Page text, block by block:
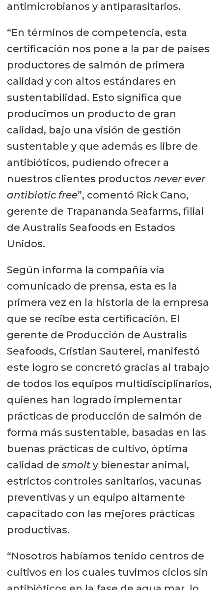
antimicrobianos y antiparasitarios.
“En términos de competencia, esta
certificación nos pone a la par de países
productores de salmón de primera
calidad y con altos estándares en
sustentabilidad. Esto significa que
producimos un producto de gran
calidad, bajo una visión de gestión
sustentable y que además es libre de
antibióticos, pudiendo ofrecer a
nuestros clientes productos never ever
antibiotic free”, comentó Rick Cano,
gerente de Trapananda Seafarms, filial
de Australis Seafoods en Estados
Unidos.
Según informa la compañía vía
comunicado de prensa, esta es la
primera vez en la historia de la empresa
que se recibe esta certificación. El
gerente de Producción de Australis
Seafoods, Cristian Sauterel, manifestó
este logro se concretó gracias al trabajo
de todos los equipos multidisciplinarios,
quienes han logrado implementar
prácticas de producción de salmón de
forma más sustentable, basadas en las
buenas prácticas de cultivo, óptima
calidad de smolty bienestar animal,
estrictos controles sanitarios, vacunas
preventivas y un equipo altamente
capacitado con las mejores prácticas
productivas.
“Nosotros habíamos tenido centros de
cultivos en los cuales tuvimos ciclos sin